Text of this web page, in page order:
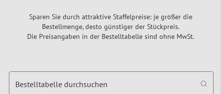
Sparen Sie durch attraktive Staffelpreise: je größer die
Bestellmenge, desto günstiger der Stückpreis.
Die Preisangaben in der Bestelltabelle sind ohne MwSt.
Bestelltabelle durchsuchen